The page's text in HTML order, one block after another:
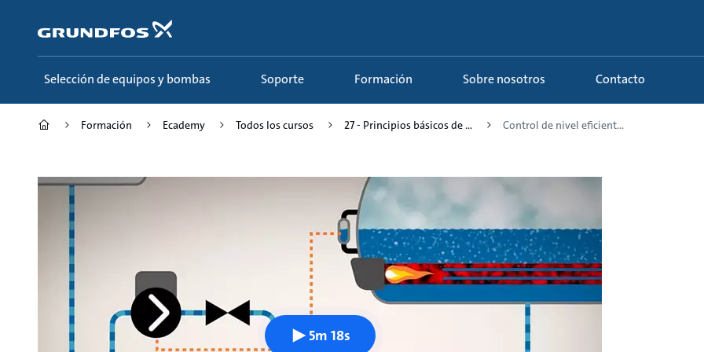
contenido
principal
Selección de equipos y bombas Soporte Formación Sobre nosotros Contacto
Formación Ecademy Todos los cursos 27 - Principios básicos de ... Control de nivel eficient...
5m 18s